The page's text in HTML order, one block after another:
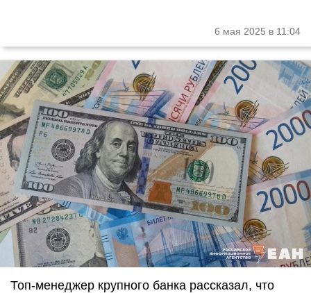
6 мая 2025 в 11:04
Топ-менеджер крупного банка рассказал, что